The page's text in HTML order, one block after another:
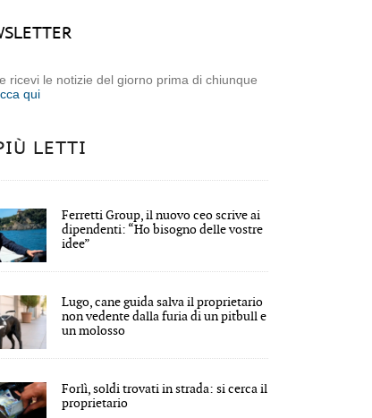
ricevi le notizie del giorno prima di chiunque
qui
LETTI
Ferretti Group, il nuovo ceo scrive ai
dipendenti: “Ho bisogno delle vostre
idee”
Lugo, cane guida salva il proprietario
non vedente dalla furia di un pitbull e
un molosso
Forlì, soldi trovati in strada: si cerca il
proprietario